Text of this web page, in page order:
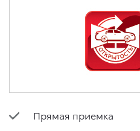
Прямая приемка